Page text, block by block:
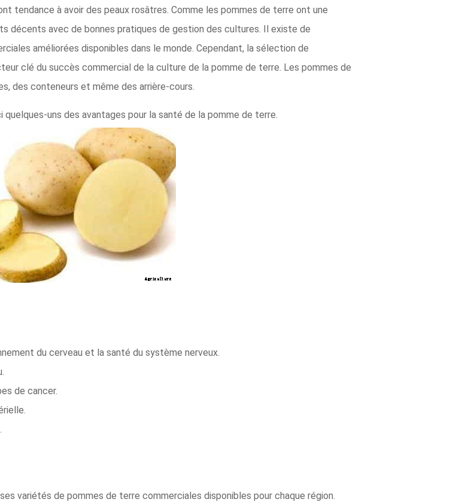
tendance à avoir des peaux rosâtres. Comme les pommes de terre ont une
décents avec de bonnes pratiques de gestion des cultures. Il existe de
améliorées disponibles dans le monde. Cependant, la sélection de
clé du succès commercial de la culture de la pomme de terre. Les pommes de
des conteneurs et même des arrière-cours.
quelques-uns des avantages pour la santé de la pomme de terre.
du cerveau et la santé du système nerveux.
de cancer.
variétés de pommes de terre commerciales disponibles pour chaque région.